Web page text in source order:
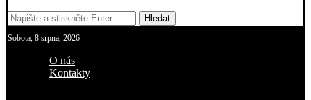
Hledat
Sobota, 8 srpna, 2026
O nás
Kontakty